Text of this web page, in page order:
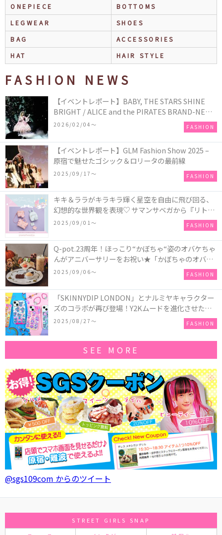
ONEPIECE
BOTTOMS
LEGWEAR
SHOES
BAG
ACCESSORIES
HAT
HAIR STYLE
FASHION NEWS
【イベントレポート】BABY, THE STARS SHINE
BRIGHT / ALICE and the PIRATES BRAND-NEW
COLLECTION in TOKYO
2026/02/04〜 FASHION
【イベントレポート】GLM Fashion Show 2025 –
原宿で魅せたゴシック＆ロリータの最前線
2025/09/17〜 FASHION
キキ＆ララがキラキラ輝く星空を自由に飛び回る、
幻想的な世界観を表現♡ サマンサベガから『リトル
ツインスターズ』50周年アニバーサリーイヤー』を
2025/09/01〜 FASHION
Q-pot.23周年！ほっこり“かぼちゃ“姿のオバケちゃ
んがアニバーサリーをお祝い★「かぼちゃのオバケ
ーキアクセサリー」が新発売！Q-pot CAFE.では
「かぼちゃのオバケーキプレート」も登場
2025/09/06〜 FASHION
「SKINNYDIP LONDON」とナルミヤキャラクター
ズのコラボが再び登場！Y2Kムードを進化させた新
作コレクションを発売♪
2025/08/27〜 FASHION
SEE MORE
@sgs109com からのツイート
STREET GIRLS SNAP